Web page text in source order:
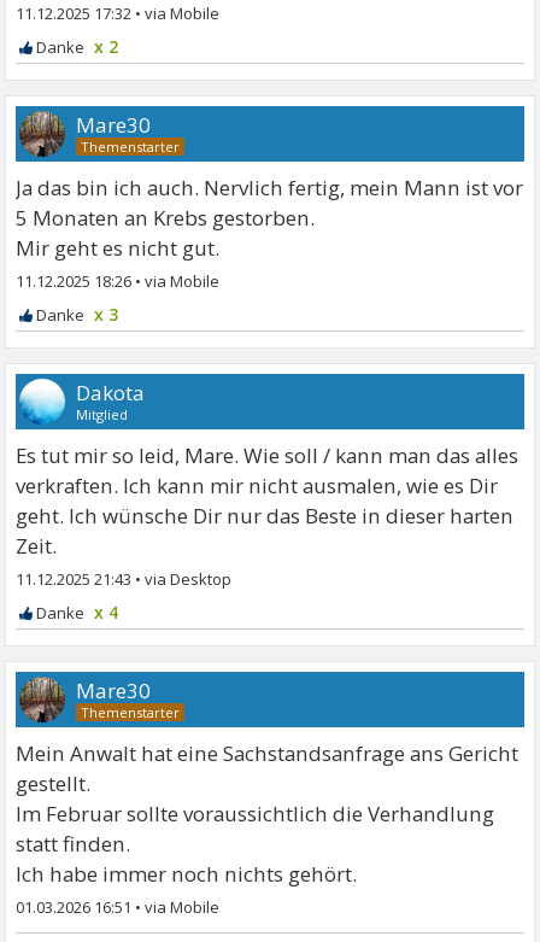
11.12.2025 17:32 •
x 2
Mare30
Ja das bin ich auch. Nervlich fertig, mein Mann ist vor
5 Monaten an Krebs gestorben.
Mir geht es nicht gut.
11.12.2025 18:26 •
x 3
Dakota
Mitglied
Es tut mir so leid, Mare. Wie soll / kann man das alles
verkraften. Ich kann mir nicht ausmalen, wie es Dir
geht. Ich wünsche Dir nur das Beste in dieser harten
Zeit.
11.12.2025 21:43 •
x 4
Mare30
Mein Anwalt hat eine Sachstandsanfrage ans Gericht
gestellt.
Im Februar sollte voraussichtlich die Verhandlung
statt finden.
Ich habe immer noch nichts gehört.
01.03.2026 16:51 •